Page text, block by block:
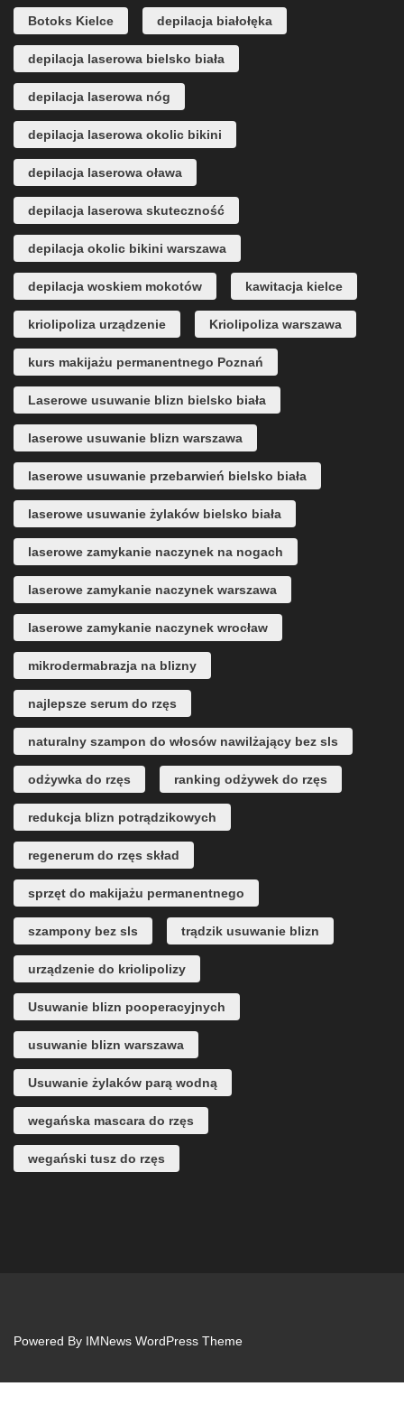
Botoks Kielce depilacja białołęka
depilacja laserowa bielsko biała
depilacja laserowa nóg
depilacja laserowa okolic bikini
depilacja laserowa oława
depilacja laserowa skuteczność
depilacja okolic bikini warszawa
depilacja woskiem mokotów kawitacja kielce
kriolipoliza urządzenie Kriolipoliza warszawa
kurs makijażu permanentnego Poznań
Laserowe usuwanie blizn bielsko biała
laserowe usuwanie blizn warszawa
laserowe usuwanie przebarwień bielsko biała
laserowe usuwanie żylaków bielsko biała
laserowe zamykanie naczynek na nogach
laserowe zamykanie naczynek warszawa
laserowe zamykanie naczynek wrocław
mikrodermabrazja na blizny
najlepsze serum do rzęs
naturalny szampon do włosów nawilżający bez sls
odżywka do rzęs ranking odżywek do rzęs
redukcja blizn potrądzikowych
regenerum do rzęs skład
sprzęt do makijażu permanentnego
szampony bez sls trądzik usuwanie blizn
urządzenie do kriolipolizy
Usuwanie blizn pooperacyjnych
usuwanie blizn warszawa
Usuwanie żylaków parą wodną
wegańska mascara do rzęs
wegański tusz do rzęs
Powered By IMNews WordPress Theme